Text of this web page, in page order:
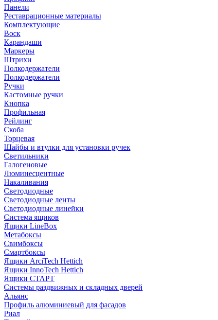
Панели
Реставрационные материалы
Комплектующие
Воск
Карандаши
Маркеры
Штрихи
Полкодержатели
Полкодержатели
Ручки
Кастомные ручки
Кнопка
Профильная
Рейлинг
Скоба
Торцевая
Шайбы и втулки для установки ручек
Светильники
Галогеновые
Люминесцентные
Накаливания
Светодиодные
Светодиодные ленты
Светодиодные линейки
Система ящиков
Ящики LineBox
Метабоксы
Свимбоксы
Смартбоксы
Ящики ArciTech Hettich
Ящики InnoTech Hettich
Ящики СТАРТ
Системы раздвижных и складных дверей
Альянс
Профиль алюминиевый для фасадов
Риал